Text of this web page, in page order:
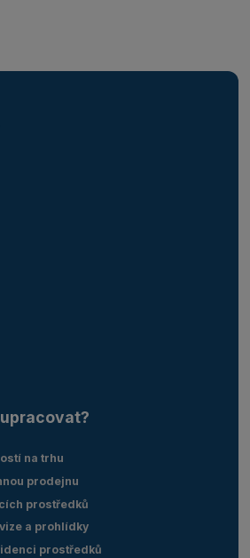
na trhu
prodejnu
prostředků
a prohlídky
prostředků